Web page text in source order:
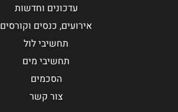
עדכונים וחדשות
אירועים, כנסים וקורסים
תחשיבי לול
תחשיבי מים
הסכמים
צור קשר